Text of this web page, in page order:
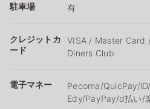
駐車場 有
クレジットカ
ード
VISA / Master Card
Diners Club
電子マネー
Pecoma/QuicPay/
Edy/PayPay/d払い/